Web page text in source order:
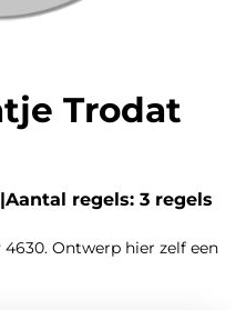
Trodat
Aantal regels: 3 regels
Ontwerp hier zelf een